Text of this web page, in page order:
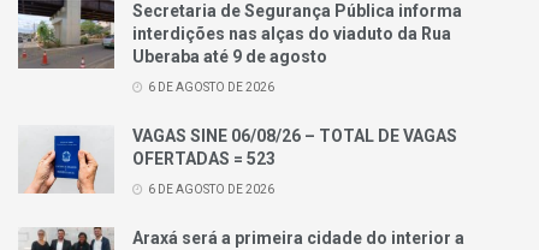
Secretaria de Segurança Pública informa
interdições nas alças do viaduto da Rua
Uberaba até 9 de agosto
6 DE AGOSTO DE 2026
VAGAS SINE 06/08/26 – TOTAL DE VAGAS
OFERTADAS = 523
6 DE AGOSTO DE 2026
Araxá será a primeira cidade do interior a